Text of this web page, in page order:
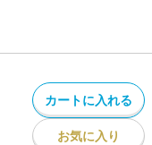
カートに入れる
お気に入り